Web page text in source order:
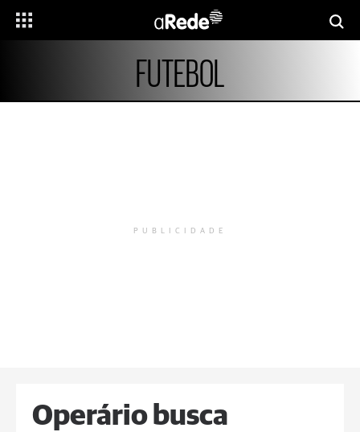
FUTEBOL
PUBLICIDADE
Operário busca